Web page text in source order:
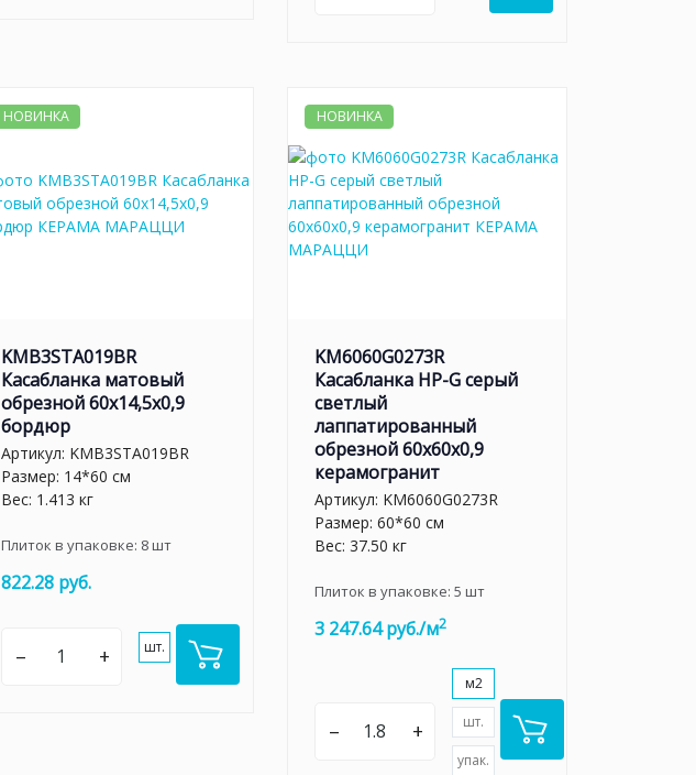
НОВИНКА
KMB3STA019BR
Касабланка матовый
обрезной 60x14,5x0,9
бордюр
Артикул: KMB3STA019BR
Размер: 14*60 см
Вес: 1.413 кг
Плиток в упаковке: 8шт
822.28 руб.
– + шт.
НОВИНКА
KM6060G0273R
Касабланка HP-G серый
светлый
лаппатированный
обрезной 60x60x0,9
керамогранит
Артикул: KM6060G0273R
Размер: 60*60 см
Вес: 37.50 кг
Плиток в упаковке: 5 шт
3 247.64 руб./м2
– +
м2
шт.
упак.